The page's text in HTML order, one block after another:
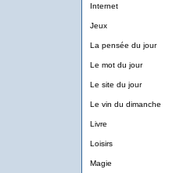
Internet
Jeux
La pensée du jour
Le mot du jour
Le site du jour
Le vin du dimanche
Livre
Loisirs
Magie